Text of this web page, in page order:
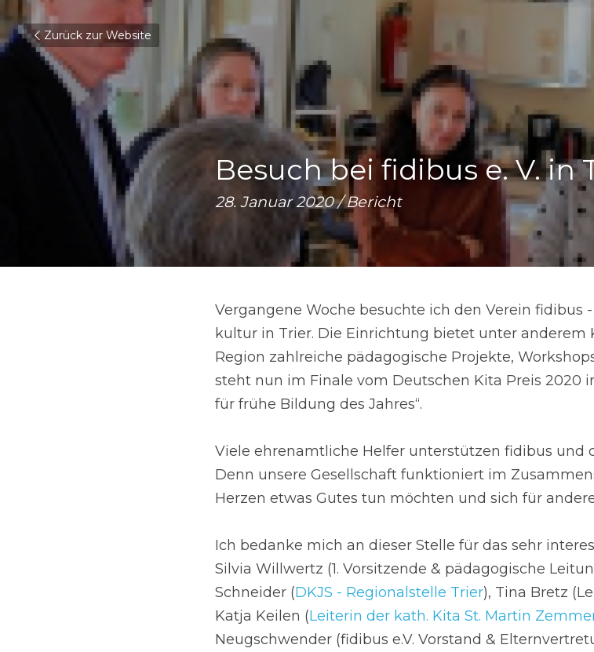
Zurück zur Website
Besuch bei fidibus e. V. in
28. Januar 2020 / Bericht
Vergangene Woche besuchte ich den Verein
kultur in Trier. Die Einrichtung bietet unter anderem
Region zahlreiche pädagogische Projekte,
steht nun im Finale vom Deutschen Kita Preis 2020
für frühe Bildung des Jahres“.
Viele ehrenamtliche Helfer unterstützen fidibus und
Denn unsere Gesellschaft funktioniert im
Herzen etwas Gutes tun möchten und sich für
Ich bedanke mich an dieser Stelle für das sehr
Silvia Willwertz (1. Vorsitzende & pädagogische
Schneider (DKJS - Regionalstelle Trier), Tina Bretz
Katja Keilen (Leiterin der kath. Kita St. Martin
Neugschwender (fidibus e.V. Vorstand &